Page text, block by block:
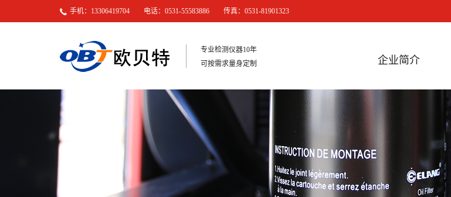
手机：13306419704 电话：0531-55583886 传真：0531-81901323
专业检测仪器10年
可按需求量身定制
企业简介